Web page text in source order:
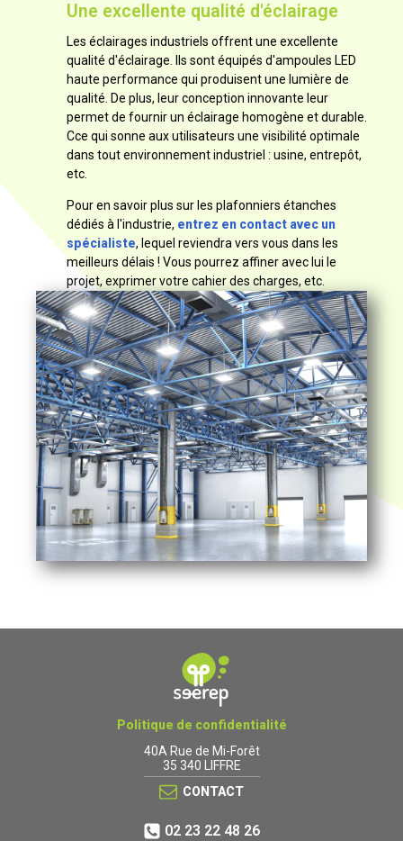
Une excellente qualité d'éclairage
Les éclairages industriels offrent une excellente
qualité d'éclairage. Ils sont équipés d'ampoules LED
haute performance qui produisent une lumière de
qualité. De plus, leur conception innovante leur
permet de fournir un éclairage homogène et durable.
Cce qui sonne aux utilisateurs une visibilité optimale
dans tout environnement industriel : usine, entrepôt,
etc.
Pour en savoir plus sur les plafonniers étanches
dédiés à l'industrie, entrez en contact avec un
spécialiste, lequel reviendra vers vous dans les
meilleurs délais ! Vous pourrez affiner avec lui le
projet, exprimer votre cahier des charges, etc.
Politique de confidentialité
40A Rue de Mi-Forêt
35 340 LIFFRE
CONTACT
02 23 22 48 26